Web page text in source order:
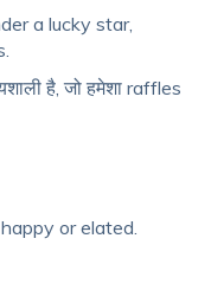
a lucky star,
है, जो हमेशा raffles
or elated.